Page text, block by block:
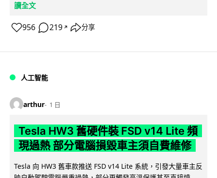
讀全文
956 219 ↗ 分享
人工智能
arthur 1 日
Tesla HW3 舊硬件裝 FSD v14 Lite 頻
現過熱 部分電腦損毀車主須自費維修
Tesla 向 HW3 舊車款推送 FSD v14 Lite 系統，引發大量車主反